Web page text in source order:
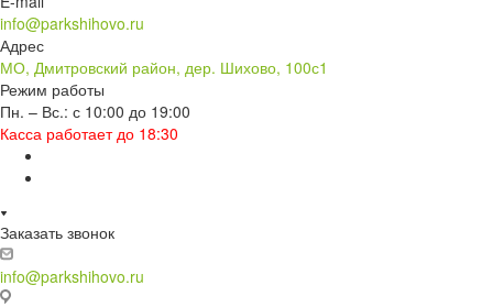
info@parkshihovo.ru
Адрес
МО, Дмитровский район, дер. Шихово, 100с1
Режим работы
Пн. – Вс.: с 10:00 до 19:00
Касса работает до 18:30
Заказать звонок
info@parkshihovo.ru